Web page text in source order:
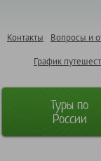
Вопросы и
Контакты
График
Туры по
России